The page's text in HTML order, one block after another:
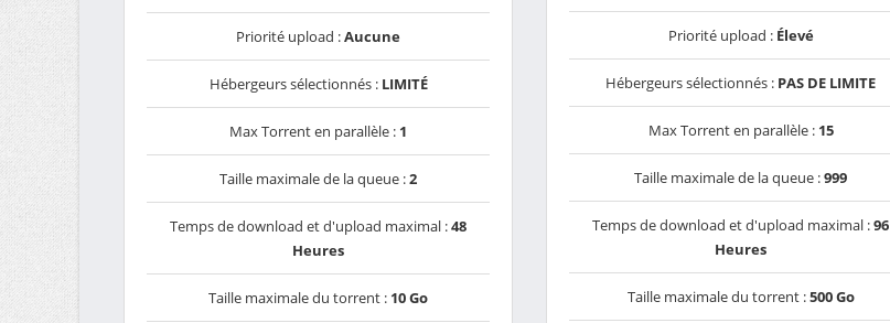
Priorité upload :Aucune
Hébergeurs sélectionnés : LIMITÉ
Max Torrent en parallèle : 1
Taille maximale de la queue :2
Temps de download et d'upload maximal :48
Heures
Taille maximale du torrent : 10 Go
Priorité upload : Élevé
Hébergeurs sélectionnés : PAS DE LIMITE
Max Torrent en parallèle : 15
Taille maximale de la queue :999
Temps de download et d'upload maximal :96
Heures
Taille maximale du torrent :500 Go